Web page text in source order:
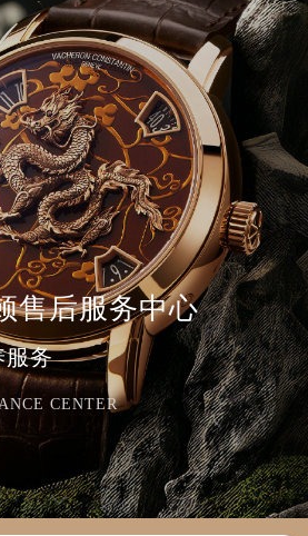
售后服务中心
服务
CENTER